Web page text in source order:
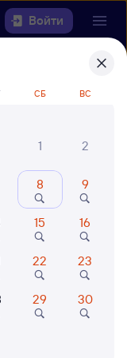
Войти
Ладож. —
СБ ВС
1
2
8 9
15 16
22 23
29 30